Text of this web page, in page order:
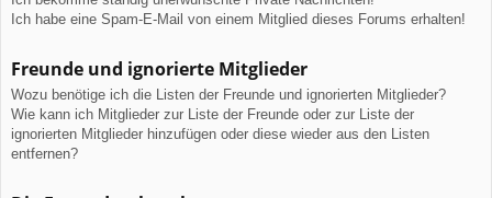
Ich habe eine Spam-E-Mail von einem Mitglied dieses Forums erhalten!
Freunde und ignorierte Mitglieder
Wozu benötige ich die Listen der Freunde und ignorierten Mitglieder?
Wie kann ich Mitglieder zur Liste der Freunde oder zur Liste der
ignorierten Mitglieder hinzufügen oder diese wieder aus den Listen
entfernen?